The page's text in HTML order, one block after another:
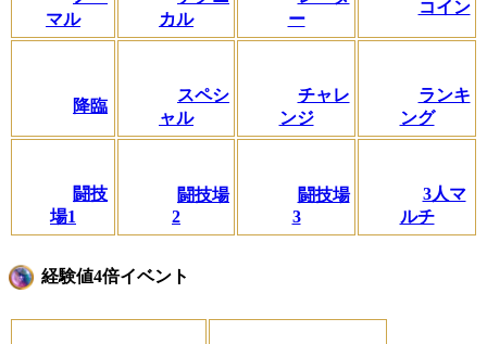
マル
カル
ー
コイン
降臨
スペシ
ャル
チャレ
ンジ
ランキ
ング
闘技
場1
闘技場
2
闘技場
3
3人マ
ルチ
経験値4倍イベント